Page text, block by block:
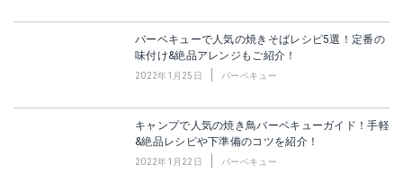
バーベキューで人気の焼きそばレシピ5選！定番の
味付け&絶品アレンジもご紹介！
2022年1月25日 バーベキュー
キャンプで人気の焼き鳥バーベキューガイド！手軽
&絶品レシピや下準備のコツを紹介！
2022年1月22日 バーベキュー